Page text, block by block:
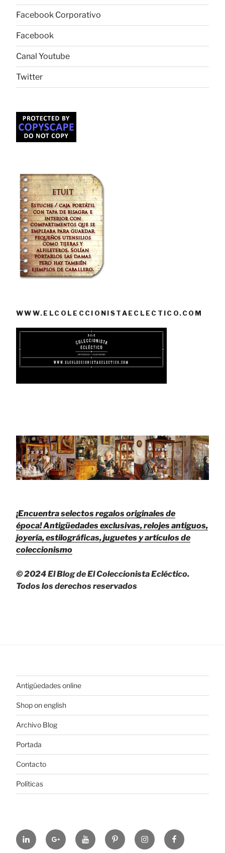
Facebook Corporativo
Facebook
Canal Youtube
Twitter
WWW.ELCOLECCIONISTAECLECTICO.COM
¡Encuentra selectos regalos originales de
época!Antigüedades exclusivas, relojes antiguos,
joyería, estilográficas, juguetes y artículos de
coleccionismo
© 2024 El Blog de El Coleccionista Ecléctico.
Todos los derechos reservados
Antigüedades online
Shop on english
Archivo Blog
Portada
Contacto
Políticas
https://www.linkedin.com/in/%C3%B3scar-
alonso-
https://plus.google.com/u/0/
https://www.youtube.com/channel/
https://es.pinterest.com/
https://
hl=es
https://